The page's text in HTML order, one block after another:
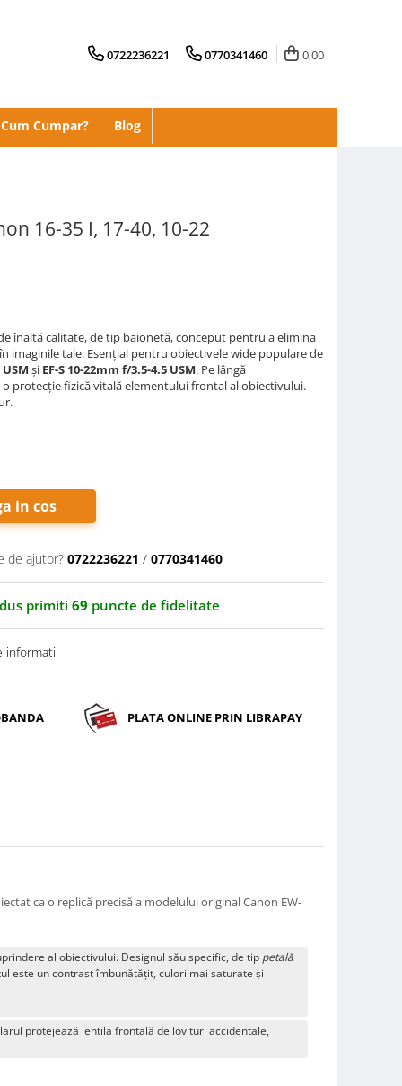
0722236221 0770341460 0,00
Cum Cumpar? Blog
16-35 I, 17-40, 10-22
înaltă calitate, de tip baionetă, conceput pentru a elimina
imaginile tale. Esențial pentru obiectivele wide populare de
și EF-S 10-22mm f/3.5-4.5 USM. Pe lângă
protecție fizică vitală elementului frontal al obiectivului.
in cos
de ajutor? 0722236221 / 0770341460
primiti 69 puncte de fidelitate
informatii
PLATA ONLINE PRIN LIBRAPAY
ca o replică precisă a modelului original Canon EW-
al obiectivului. Designul său specific, de tip petală
este un contrast îmbunătățit, culori mai saturate și
protejează lentila frontală de lovituri accidentale,